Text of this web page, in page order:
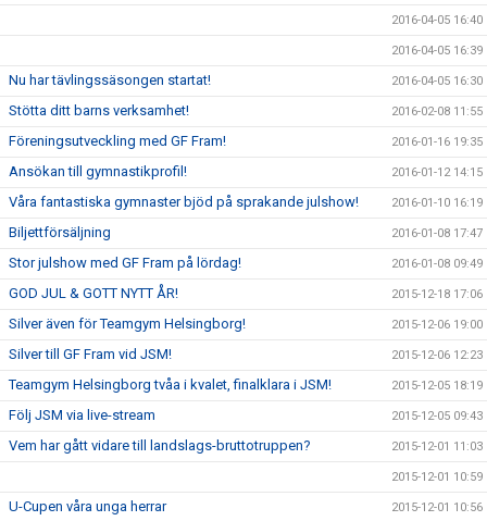
2016-04-05 16:40
2016-04-05 16:39
Nu har tävlingssäsongen startat! 2016-04-05 16:30
Stötta ditt barns verksamhet! 2016-02-08 11:55
Föreningsutveckling med GF Fram! 2016-01-16 19:35
Ansökan till gymnastikprofil! 2016-01-12 14:15
Våra fantastiska gymnaster bjöd på sprakande julshow! 2016-01-10 16:19
Biljettförsäljning 2016-01-08 17:47
Stor julshow med GF Fram på lördag! 2016-01-08 09:49
GOD JUL & GOTT NYTT ÅR! 2015-12-18 17:06
Silver även för Teamgym Helsingborg! 2015-12-06 19:00
Silver till GF Fram vid JSM! 2015-12-06 12:23
Teamgym Helsingborg tvåa i kvalet, finalklara i JSM! 2015-12-05 18:19
Följ JSM via live-stream 2015-12-05 09:43
Vem har gått vidare till landslags-bruttotruppen? 2015-12-01 11:03
2015-12-01 10:59
U-Cupen våra unga herrar 2015-12-01 10:56